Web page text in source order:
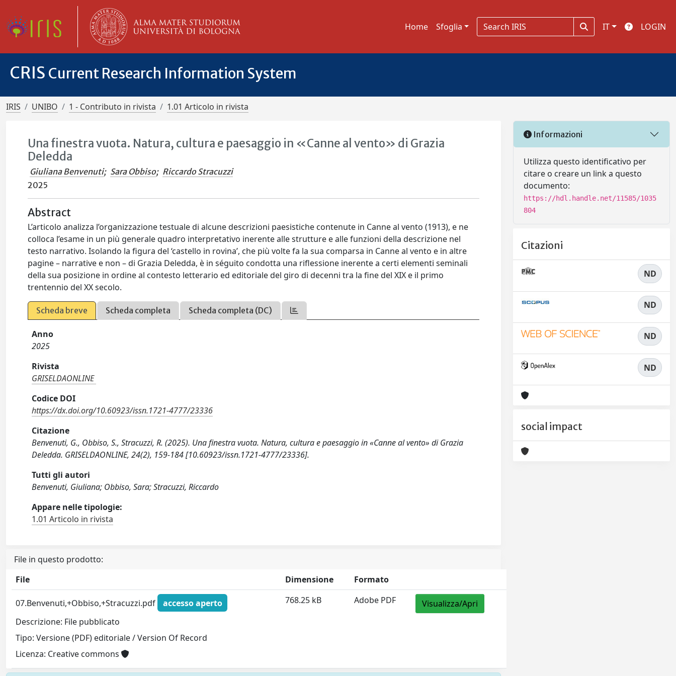
Home Sfoglia IT LOGIN
CRIS Current Research Information System
IRIS UNIBO 1 - Contributo in rivista 1.01 Articolo in rivista
Una finestra vuota. Natura, cultura e paesaggio in «Canne al vento» di Grazia
Deledda
Giuliana Benvenuti; Sara Obbiso; Riccardo Stracuzzi
2025
Abstract
L’articolo analizza l’organizzazione testuale di alcune descrizioni paesistiche contenute in Canne al vento (1913), e ne
colloca l’esame in un più generale quadro interpretativo inerente alle strutture e alle funzioni della descrizione nel
testo narrativo. Isolando la figura del ‘castello in rovina’, che più volte fa la sua comparsa in Canne al vento e in altre
pagine – narrative e non – di Grazia Deledda, è in séguito condotta una riflessione inerente a certi elementi seminali
della sua posizione in ordine al contesto letterario ed editoriale del giro di decenni tra la fine del XIX e il primo
trentennio del XX secolo.
Scheda breve Scheda completa Scheda completa (DC)
Anno
2025
Rivista
GRISELDAONLINE
Codice DOI
https://dx.doi.org/10.60923/issn.1721-4777/23336
Citazione
Benvenuti, G., Obbiso, S., Stracuzzi, R. (2025). Una finestra vuota. Natura, cultura e paesaggio in «Canne al vento» di Grazia
Deledda. GRISELDAONLINE, 24(2), 159-184 [10.60923/issn.1721-4777/23336].
Tutti gli autori
Benvenuti, Giuliana; Obbiso, Sara; Stracuzzi, Riccardo
Appare nelle tipologie:
1.01 Articolo in rivista
File in questo prodotto:
File
Dimensione Formato
07.Benvenuti,+Obbiso,+Stracuzzi.pdf
accesso aperto
Descrizione: File pubblicato
Tipo: Versione (PDF) editoriale / Version Of Record
Licenza: Creative commons
768.25 kB Adobe PDF Visualizza/Apri
Informazioni
Utilizza questo identificativo per
citare o creare un link a questo
documento:
https://hdl.handle.net/11585/1035
804
Citazioni
ND
ND
ND
ND
social impact